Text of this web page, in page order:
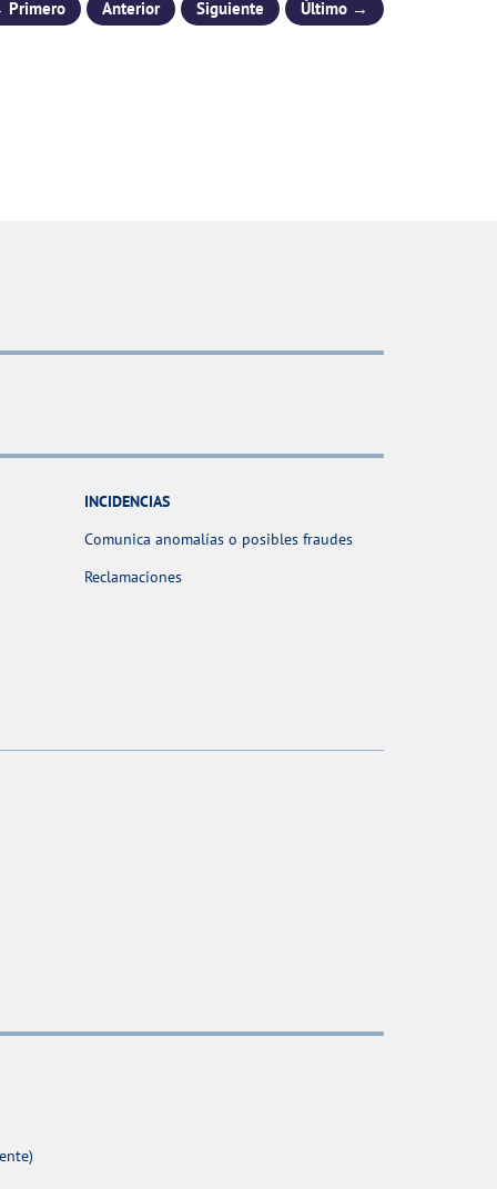
Anterior Siguiente Último →
INCIDENCIAS
Comunica anomalías o posibles fraudes
Reclamaciones